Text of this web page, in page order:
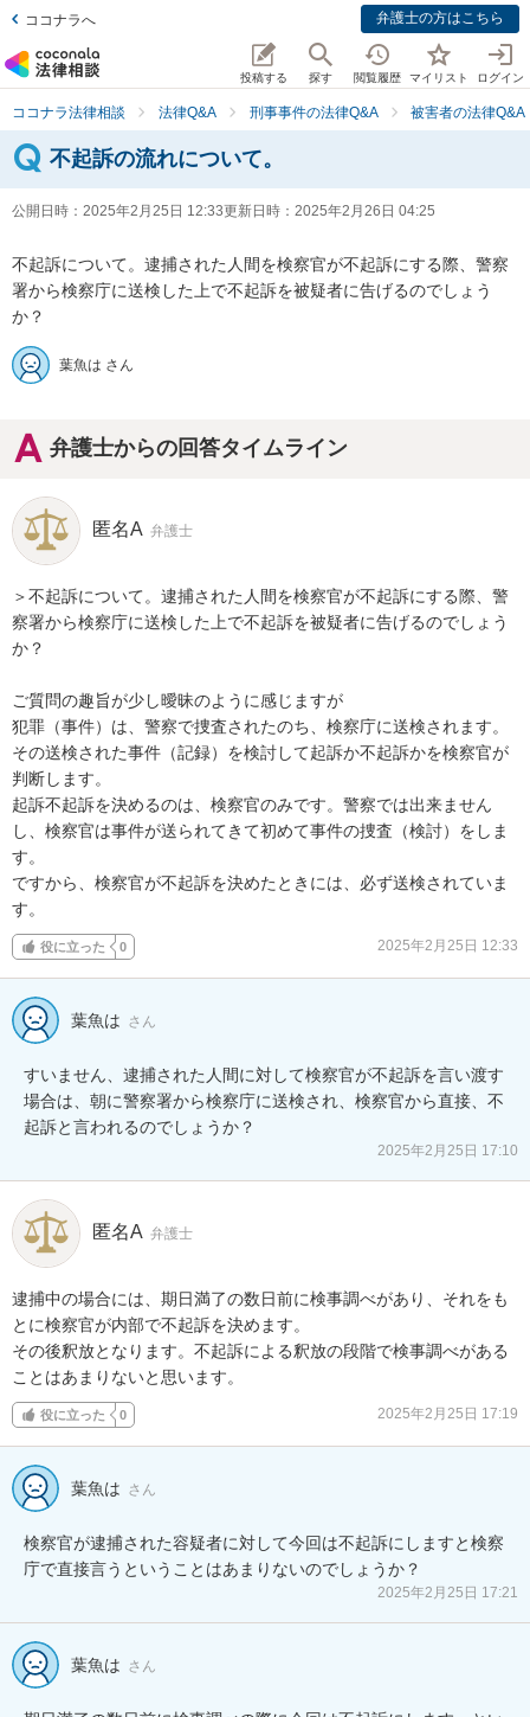
ココナラへ 弁護士の方はこちら
投稿する 探す 閲覧履歴 マイリスト ログイン
ココナラ法律相談 法律Q&A 刑事事件の法律Q&A 被害者の法律Q&A
不起訴の流れについて。
公開日時： 2025年2月25日 12:33更新日時： 2025年2月26日 04:25
不起訴について。逮捕された人間を検察官が不起訴にする際、警察
署から検察庁に送検した上で不起訴を被疑者に告げるのでしょう
か？
葉魚は さん
弁護士からの回答タイムライン
匿名A 弁護士
＞不起訴について。逮捕された人間を検察官が不起訴にする際、警
察署から検察庁に送検した上で不起訴を被疑者に告げるのでしょう
か？
ご質問の趣旨が少し曖昧のように感じますが
犯罪（事件）は、警察で捜査されたのち、検察庁に送検されます。
その送検された事件（記録）を検討して起訴か不起訴かを検察官が
判断します。
起訴不起訴を決めるのは、検察官のみです。警察では出来ません
し、検察官は事件が送られてきて初めて事件の捜査（検討）をしま
す。
ですから、検察官が不起訴を決めたときには、必ず送検されていま
す。
役に立った 0 2025年2月25日 12:33
葉魚は さん
すいません、逮捕された人間に対して検察官が不起訴を言い渡す
場合は、朝に警察署から検察庁に送検され、検察官から直接、不
起訴と言われるのでしょうか？
2025年2月25日 17:10
匿名A 弁護士
逮捕中の場合には、期日満了の数日前に検事調べがあり、それをも
とに検察官が内部で不起訴を決めます。
その後釈放となります。不起訴による釈放の段階で検事調べがある
ことはあまりないと思います。
役に立った 0 2025年2月25日 17:19
葉魚は さん
検察官が逮捕された容疑者に対して今回は不起訴にしますと検察
庁で直接言うということはあまりないのでしょうか？
2025年2月25日 17:21
葉魚は さん